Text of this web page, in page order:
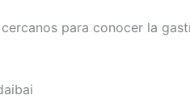
cercanos para conocer la